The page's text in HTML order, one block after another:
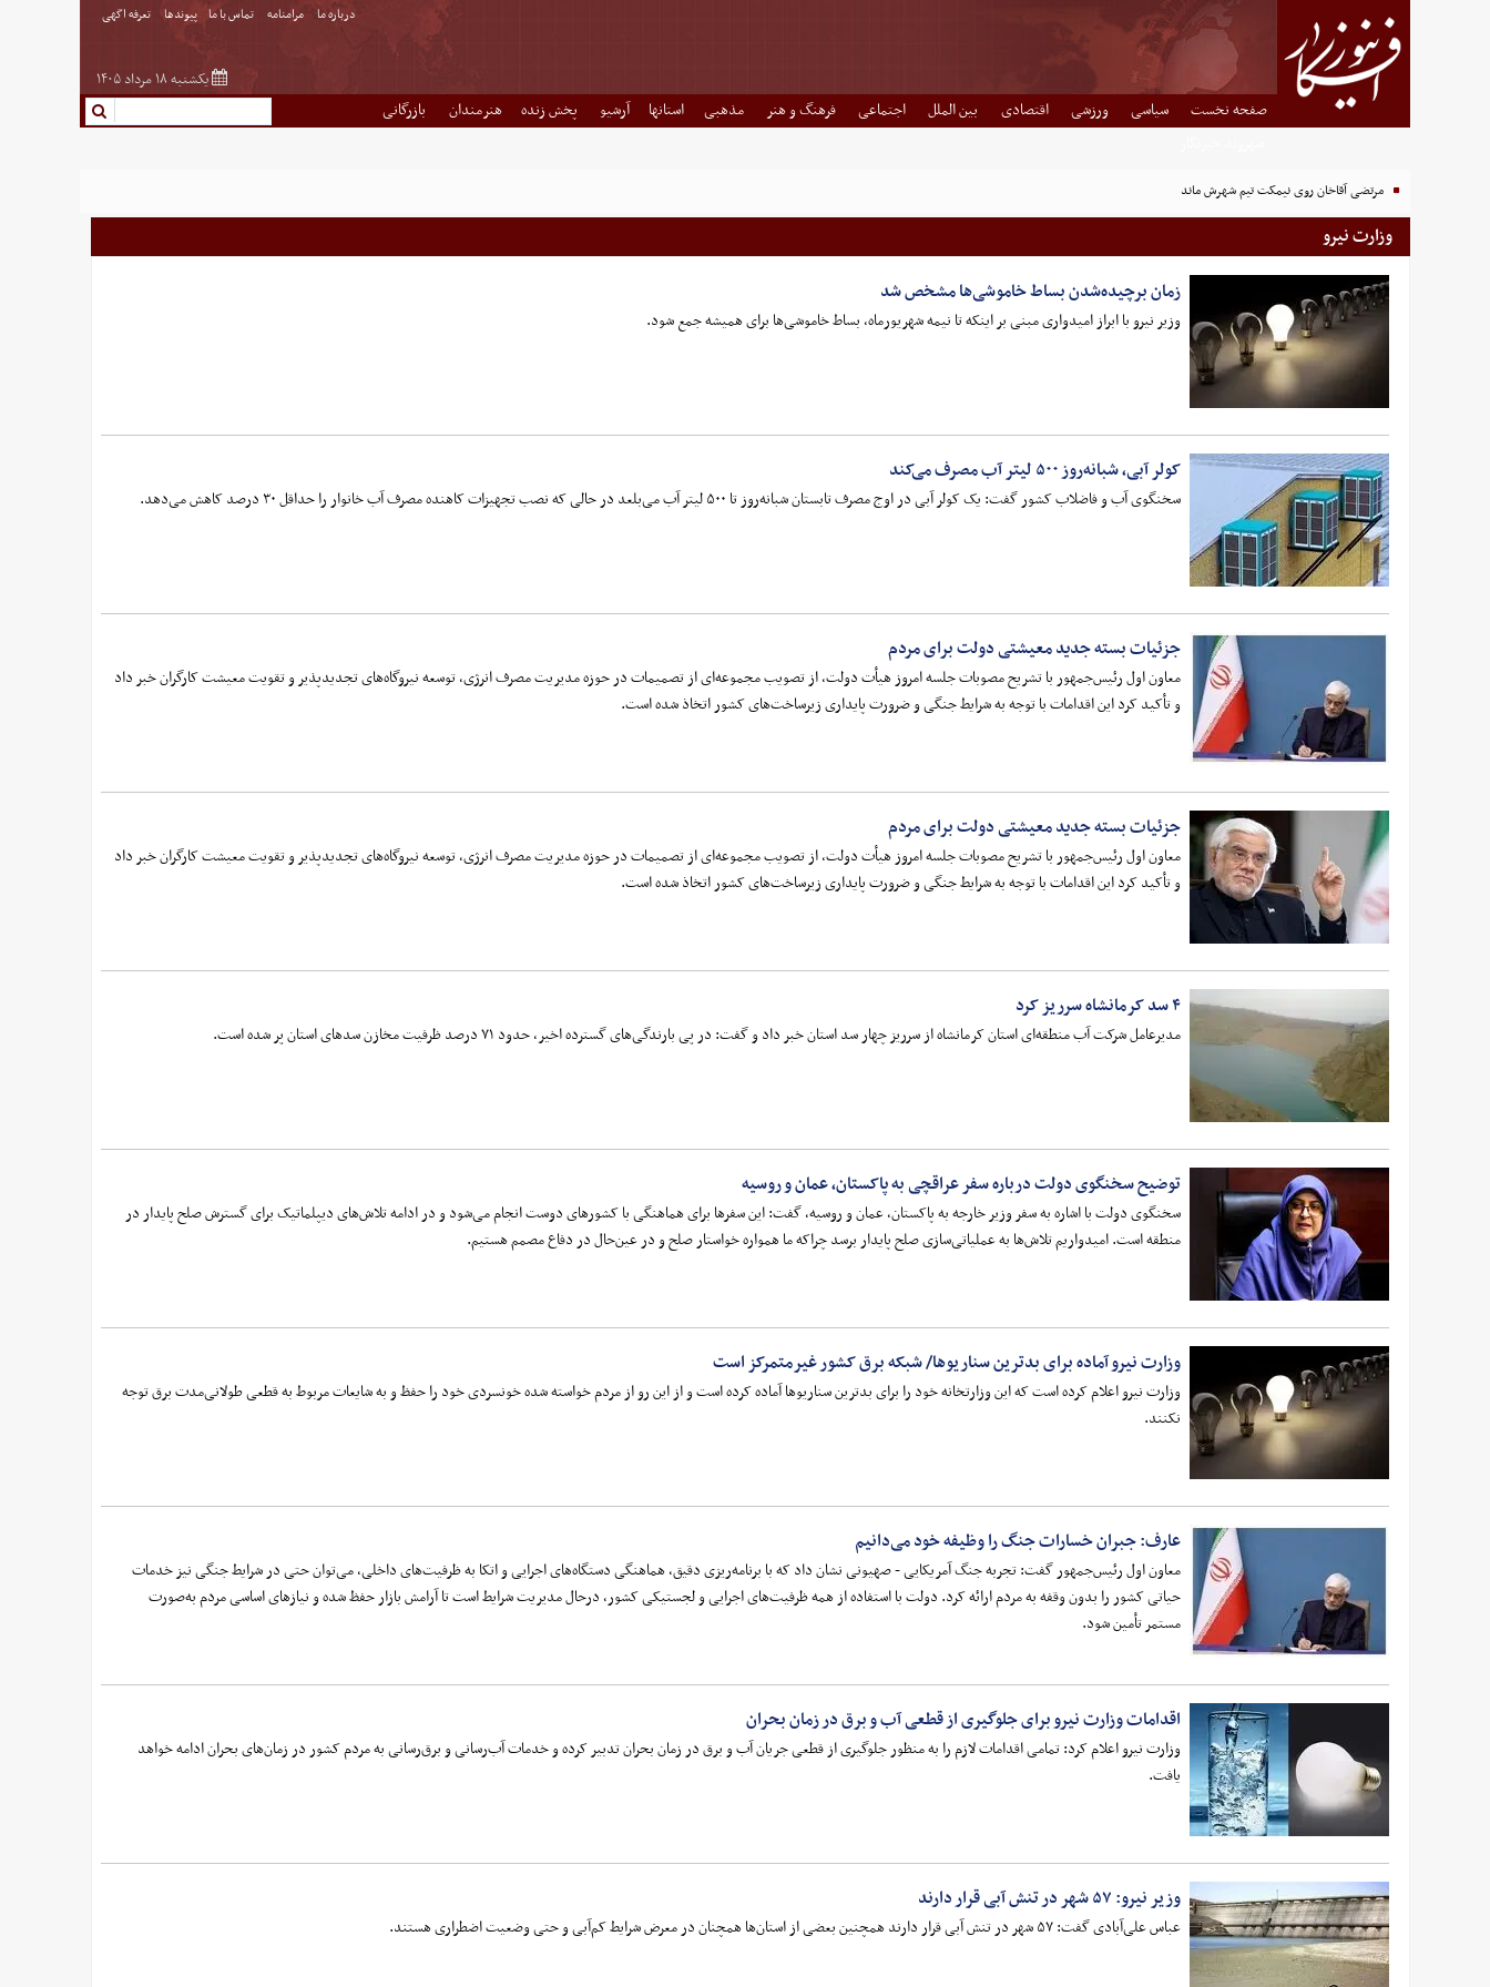
درباره ما مرامنامه تماس با ما پیوندها تعرفه اگهی
یکشنبه ۱۸ مرداد ۱۴۰۵
صفحه نخست سیاسی ورزشی اقتصادی بین الملل اجتماعی فرهنگ و هنر مذهبی استانها آرشیو پخش زنده هنرمندان
بازرگانی
مرتضی آقاخان روی نیمکت تیم شهرش ماند
وزارت نیرو
زمان برچیده‌شدن بساط خاموشی‌ها مشخص شد
وزیر نیرو با ابراز امیدواری مبنی بر اینکه تا نیمه شهریورماه، بساط خاموشی‌ها برای همیشه جمع شود.
کولر آبی، شبانه‌روز ۵۰۰ لیتر آب مصرف می‌کند
سخنگوی آب و فاضلاب کشور گفت: یک کولر آبی در اوج مصرف تابستان شبانه‌روز تا ۵۰۰ لیتر آب می‌بلعد در حالی که نصب تجهیزات کاهنده مصرف آب خانوار را حداقل ۳۰ درصد کاهش می‌دهد.
جزئیات بسته جدید معیشتی دولت برای مردم
معاون اول رئیس‌جمهور با تشریح مصوبات جلسه امروز هیأت دولت، از تصویب مجموعه‌ای از تصمیمات در حوزه مدیریت مصرف انرژی، توسعه نیروگاه‌های تجدیدپذیر و تقویت معیشت کارگران خبر داد
و تأکید کرد این اقدامات با توجه به شرایط جنگی و ضرورت پایداری زیرساخت‌های کشور اتخاذ شده است.
جزئیات بسته جدید معیشتی دولت برای مردم
معاون اول رئیس‌جمهور با تشریح مصوبات جلسه امروز هیأت دولت، از تصویب مجموعه‌ای از تصمیمات در حوزه مدیریت مصرف انرژی، توسعه نیروگاه‌های تجدیدپذیر و تقویت معیشت کارگران خبر داد
و تأکید کرد این اقدامات با توجه به شرایط جنگی و ضرورت پایداری زیرساخت‌های کشور اتخاذ شده است.
۴ سد کرمانشاه سرریز کرد
مدیرعامل شرکت آب منطقه‌ای استان کرمانشاه از سرریز چهار سد استان خبر داد و گفت: در پی بارندگی‌های گسترده اخیر، حدود ۷۱ درصد ظرفیت مخازن سدهای استان پر شده است.
توضیح سخنگوی دولت درباره سفر عراقچی به پاکستان، عمان و روسیه
سخنگوی دولت با اشاره به سفر وزیر خارجه به پاکستان، عمان و روسیه، گفت: این سفرها برای هماهنگی با کشورهای دوست انجام می‌شود و در ادامه تلاش‌های دیپلماتیک برای گسترش صلح پایدار در
منطقه است. امیدواریم تلاش‌ها به عملیاتی‌سازی صلح پایدار برسد چراکه ما همواره خواستار صلح و در عین‌حال در دفاع مصمم هستیم.
وزارت نیرو آماده برای بدترین سناریو‌ها/ شبکه برق کشور غیرمتمرکز است
وزارت نیرو اعلام کرده است که این وزارتخانه خود را برای بدترین سناریو‌ها آماده کرده است و از این رو از مردم خواسته شده خونسردی خود را حفظ و به شایعات مربوط به قطعی طولانی‌مدت برق توجه
نکنند.
عارف: جبران خسارات جنگ را وظیفه خود می‌دانیم
معاون اول رئیس‌جمهور گفت: تجربه جنگ آمریکایی - صهیونی نشان داد که با برنامه‌ریزی دقیق، هماهنگی دستگاه‌های اجرایی و اتکا به ظرفیت‌های داخلی، می‌توان حتی در شرایط جنگی نیز خدمات
حیاتی کشور را بدون وقفه به مردم ارائه کرد. دولت با استفاده از همه ظرفیت‌های اجرایی و لجستیکی کشور، درحال مدیریت شرایط است تا آرامش بازار حفظ شده و نیازهای اساسی مردم به‌صورت
مستمر تأمین شود.
اقدامات وزارت نیرو برای جلوگیری از قطعی آب و برق در زمان بحران
وزارت نیرو اعلام کرد: تمامی اقدامات لازم را به منظور جلوگیری از قطعی جریان آب و برق در زمان بحران تدبیر کرده و خدمات آب‌رسانی و برق‌رسانی به مردم کشور در زمان‌های بحران ادامه خواهد
یافت.
وزیر نیرو: ۵۷ شهر در تنش آبی قرار دارند
عباس علی‌آبادی گفت: ۵۷ شهر در تنش آبی قرار دارند همچنین بعضی از استان‌ها همچنان در معرض شرایط کم‌آبی و حتی وضعیت اضطراری هستند.